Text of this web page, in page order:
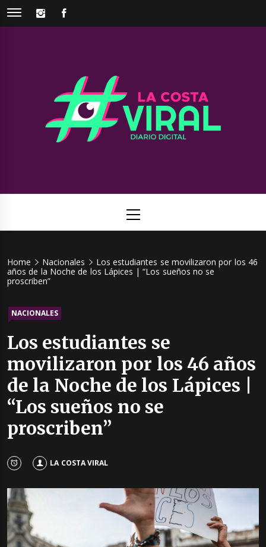
Skip
INSTAGRAM
Viral
Menu
Home Nacionales
Los estudiantes se movilizaron por los 46
años de la Noche de los Lápices | “Los sueños no se
proscriben”
NACIONALES
Los estudiantes se
movilizaron por los 46 años
de la Noche de los Lápices |
“Los sueños no se
proscriben”
LA COSTA VIRAL